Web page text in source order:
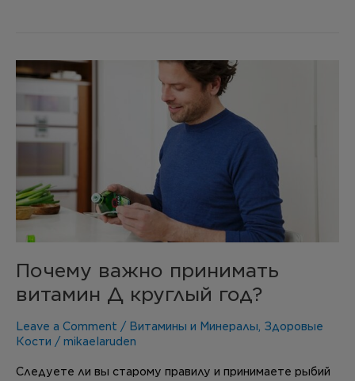
Почему важно принимать
витамин Д круглый год?
Leave a Comment / Витамины и Минералы, Здоровые
Кости / mikaelaruden
Следуете ли вы старому правилу и принимаете рыбий
Почему
важно
витамин